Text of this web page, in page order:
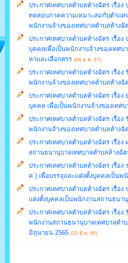
ประกาศเทศบาลตำบลห้างฉัตร เรื่อ
ทดสอบภาคความเหมาะสมกับตำแห
พนักงานจ้างของเทศบาลตำบลห้างฉั
ประกาศเทศบาลตำบลห้างฉัตร เรื่อ
บุคคลเพื่อเป็นพนักงานจ้างของเทศบ
หาและเลือกสรร (08 ม.ค. 67)
ประกาศเทศบาลตำบลห้างฉัตร เรื่อ
พนักงานจ้างของเทศบาลตำบลห้างฉั
ประกาศเทศบาลตำบลห้างฉัตร เรื่อง
บุคคล เพื่อเป็นพนักงานจ้างของเทศ
ประกาศเทศบาลตำบลห้างฉัตร เรื่อ
พนักงานจ้างของเทศบาลตำบลห้าง
ประกาศเทศบาลตำบลห้างฉัตร เรื่อ
สถานธนานุบาลเทศบาลตำบลห้างฉัต
ประกาศเทศบาลตำบลห้างฉัตร เรื่อ
ค.) เพื่อบรรจุและแต่งตั้งบุคคลเป็น
ประกาศเทศบาลตำบลห้างฉัตร เรื่อ
แต่งตั้งบุคคลเป็นพนักงานสถานธนา
ประกาศเทศบาลตำบลห้างฉัตร เรื่อ
พนักงานสถานธนานุบาลเทศบาลตำ
มิถุนายน 2565 (22 มิ.ย. 65)